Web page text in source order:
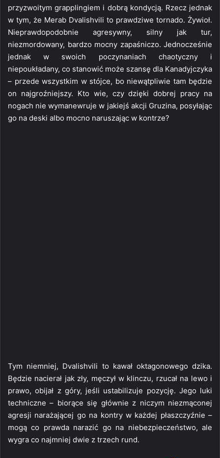
przyzwoitym grapplingiem i dobrą kondycją. Rzecz jednak
w tym, że Merab Dvalishvili to prawdziwe tornado. Żywioł.
Nieprawdopodobnie agresywny, silny jak tur,
niezmordowany, bardzo mocny zapaśniczo. Jednocześnie
jednak w swoich poczynaniach chaotyczny i
niepoukładany, co stanowić może szansę dla Kanadyjczyka
– przede wszystkim w stójce, bo niewątpliwie tam będzie
on najgroźniejszy. Kto wie, czy dzięki dobrej pracy na
nogach nie wymanewruje w jakiejś akcji Gruzina, posyłając
go na deski albo mocno naruszając w kontrze?
Tym niemniej, Dvalishvili to kawał oktagonowego dzika.
Będzie nacierał jak zły, męczył w klinczu, rzucał na lewo i
prawo, obijał z góry, jeśli ustabilizuje pozycję. Jego luki
techniczne – biorące się głównie z niczym niezmąconej
agresji narażającej go na kontry w każdej płaszczyźnie –
mogą co prawda narazić go na niebezpieczeństwo, ale
wygra co najmniej dwie z trzech rund.